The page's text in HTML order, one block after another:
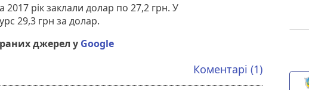
рік заклали долар по 27,2 грн. У
29,3 грн за долар.
джерел у Google
Коментарі (1)